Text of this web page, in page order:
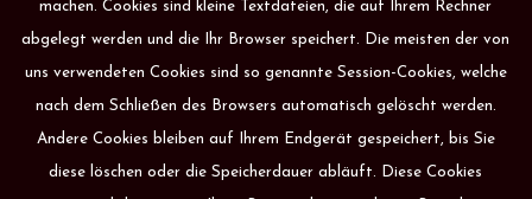
machen. Cookies sind kleine Textdateien, die auf Ihrem Rechner
abgelegt werden und die Ihr Browser speichert. Die meisten der von
uns verwendeten Cookies sind so genannte Session-Cookies, welche
nach dem Schließen des Browsers automatisch gelöscht werden.
Andere Cookies bleiben auf Ihrem Endgerät gespeichert, bis Sie
diese löschen oder die Speicherdauer abläuft. Diese Cookies